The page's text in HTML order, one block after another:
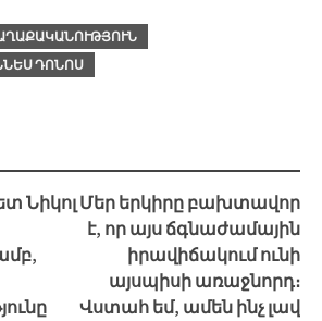
ԴՈՆՈՍ
ՆիկոլՄեր երկիրը բախտավոր
է, որ այս ճգնաժամային
իրավիճակում ունի
այսպիսի առաջնորդ։
Վստահ եմ, ամեն ինչ լավ